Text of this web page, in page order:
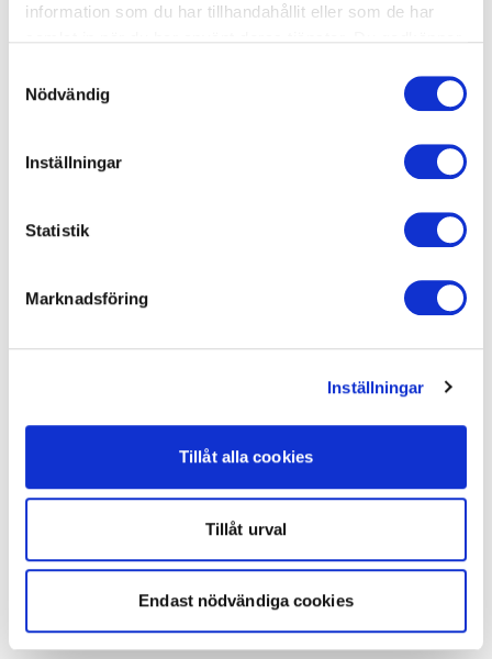
information som du har tillhandahållit eller som de har
Nödvändig
Inställningar
Statistik
Marknadsföring
Inställningar
Tillåt alla cookies
Tillåt urval
Endast nödvändiga cookies